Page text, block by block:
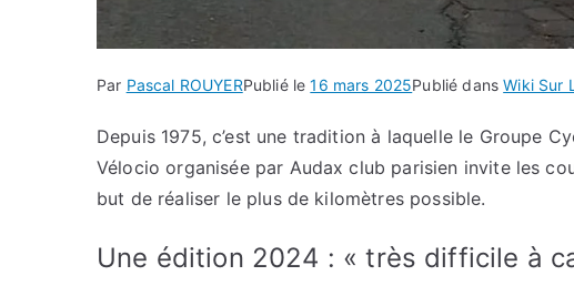
Par Pascal ROUYERPublié le16 mars 2025Publié dansWiki Sur
Depuis 1975, c’est une tradition à laquelle le Groupe
Vélocio organisée par Audax club parisien invite les
but de réaliser le plus de kilomètres possible.
Une édition 2024 : « très difficile à